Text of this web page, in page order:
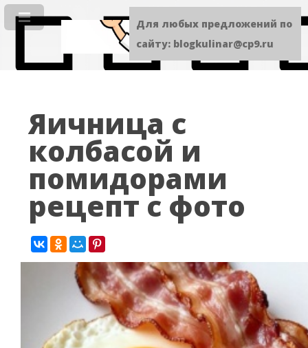
Яичница с
колбасой и
помидорами
рецепт с фото
Для любых предложений по
сайту: blogkulinar@cp9.ru